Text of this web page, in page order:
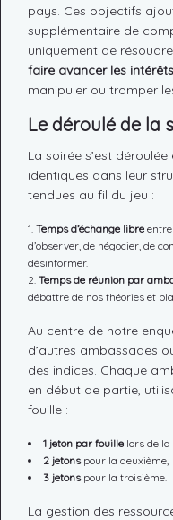
pays. Ces objectifs
supplémentaire de
uniquement de
faire avancer les
manipuler ou tromper
Le déroulé de la
La soirée s’est déroulée
identiques dans leur
tendues au fil du jeu :
Temps d’échange libre
d’observer, de négocier, de
désinformer.
Temps de réunion par
débattre de nos théories et
Au centre de notre
d’autres ambassades
des indices. Chaque
en début de partie,
fouille :
1 jeton par fouille lors de
2 jetonspour la deuxième,
3 jetonspour la troisième.
La gestion des